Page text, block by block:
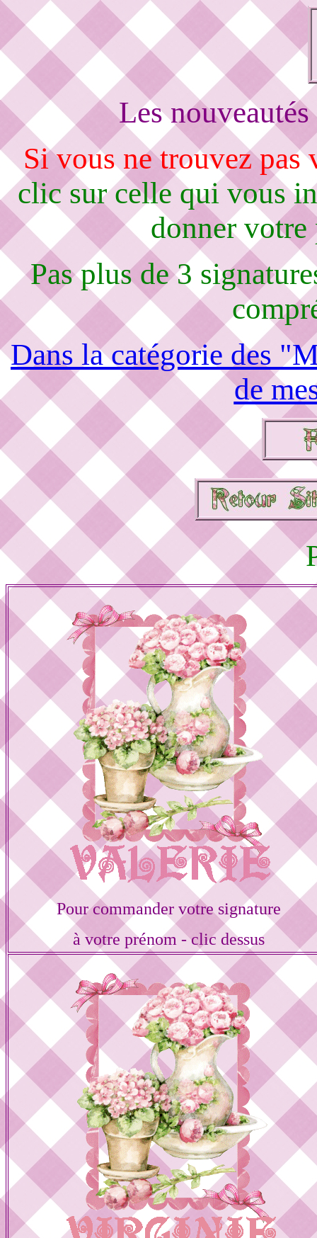
Les
Si vous ne trouvez pas
clic sur celle qui vous
donner votre
Pas plus de 3
Dans la catégorie des
de
Pour commander votre signature
à votre prénom - clic dessus